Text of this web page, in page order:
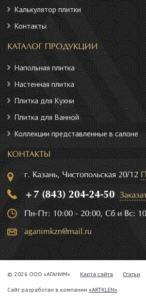
Калькулятор плитки
Контакты
КАТАЛОГ ПРОДУКЦИИ
Напольная плитка
Настенная плитка
Плитка для Кухни
Плитка для Ванной
Коллекции представленные в салоне
КОНТАКТЫ
г. Казань, Чистопольская 20/12
+7 (843) 204-24-50
Пн-Пт: 10:00 - 20:00, Сб и Вс:
aganimkzn@mail.ru
© 2026 ООО «АГАНИМ» Карта сайта Статьи
Сайт разработан в компании «ARTKLEN»